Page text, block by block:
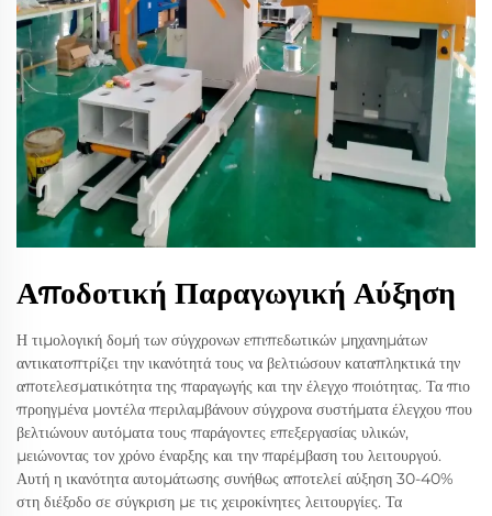
Αποδοτική Παραγωγική Αύξηση
Η τιμολογική δομή των σύγχρονων επιπεδωτικών μηχανημάτων
αντικατοπτρίζει την ικανότητά τους να βελτιώσουν καταπληκτικά την
αποτελεσματικότητα της παραγωγής και την έλεγχο ποιότητας. Τα πιο
προηγμένα μοντέλα περιλαμβάνουν σύγχρονα συστήματα έλεγχου που
βελτιώνουν αυτόματα τους παράγοντες επεξεργασίας υλικών,
μειώνοντας τον χρόνο έναρξης και την παρέμβαση του λειτουργού.
Αυτή η ικανότητα αυτομάτωσης συνήθως αποτελεί αύξηση 30-40%
στη διέξοδο σε σύγκριση με τις χειροκίνητες λειτουργίες. Τα